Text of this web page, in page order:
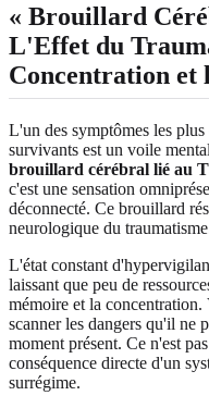
« Brouillard
L'Effet du
Concentration et
L'un des symptômes les
survivants est un voile
brouillard cérébral lié au
c'est une sensation
déconnecté. Ce brouillard
neurologique du
L'état constant
laissant que peu de
mémoire et la concentration.
scanner les dangers qu'il ne
moment présent. Ce n'est
conséquence directe d'un
surrégime.